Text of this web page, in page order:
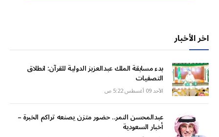
اخر الأخبار
بدء مسابقة الملك عبدالعزيز الدولية للقرآن: انطلاق
التصفيات
الأحد 09 أغسطس 5:22 ص
عبدالمحسن النمر.. حضور متزن يصنعه تراكم الخبرة –
أخبار السعودية